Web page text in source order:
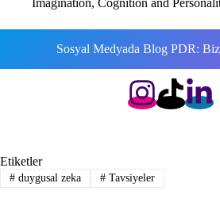
Imagination, Cognition and
Sosyal Medyada Blog PDR:
Etiketler
#duygusal zeka #Tavsiyeler